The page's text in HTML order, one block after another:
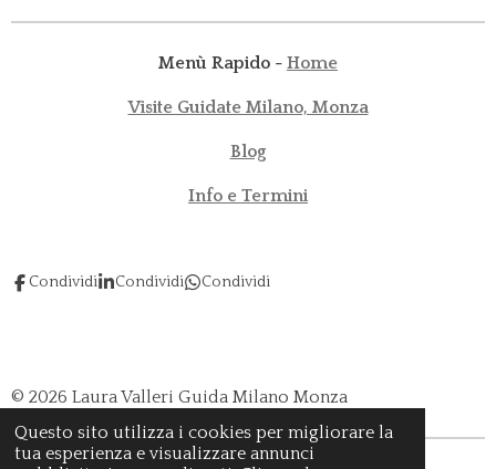
Questo sito utilizza i cookies per migliorare la
tua esperienza e visualizzare annunci
Menù Rapido - Home
Visite Guidate Milano, Monza
Blog
Info e Termini
Condividi Condividi Condividi
© 2026 Laura Valleri Guida Milano Monza
Fornito daWebador